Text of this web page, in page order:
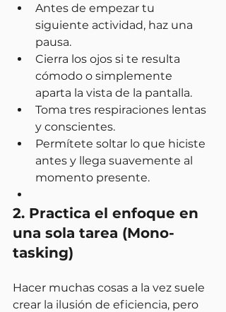
Antes de empezar tu
siguiente actividad, haz una
pausa.
Cierra los ojos si te resulta
cómodo o simplemente
aparta la vista de la pantalla.
Toma tres respiraciones lentas
y conscientes.
Permítete soltar lo que hiciste
antes y llega suavemente al
momento presente.
2. Practica el enfoque en
una sola tarea (Mono-
tasking)
Hacer muchas cosas a la vez suele
crear la ilusión de eficiencia, pero